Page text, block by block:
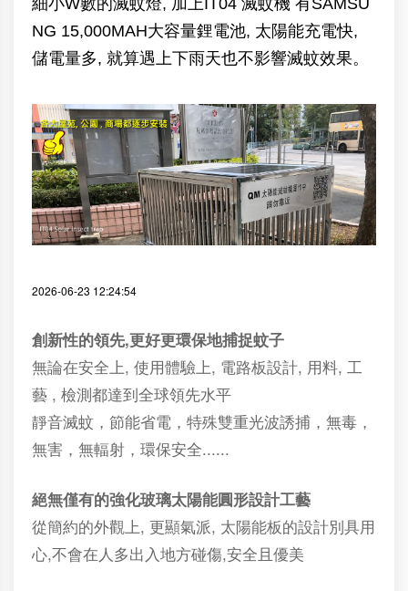
NG 15,000MAH大容量鋰電池, 太陽能充電快,
儲電量多, 就算遇上下雨天也不影響滅蚊效果。
2026-06-23 12:24:54
創新性的領先,更好更環保地捕捉蚊子
無論在安全上, 使用體驗上, 電路板設計, 用料, 工
藝 , 檢測都達到全球領先水平
靜音滅蚊，節能省電，特殊雙重光波誘捕，無毒，
無害，無輻射，環保安全......
絕無僅有的強化玻璃太陽能圓形設計工藝
從簡約的外觀上, 更顯氣派, 太陽能板的設計別具用
心,不會在人多出入地方碰傷,安全且優美